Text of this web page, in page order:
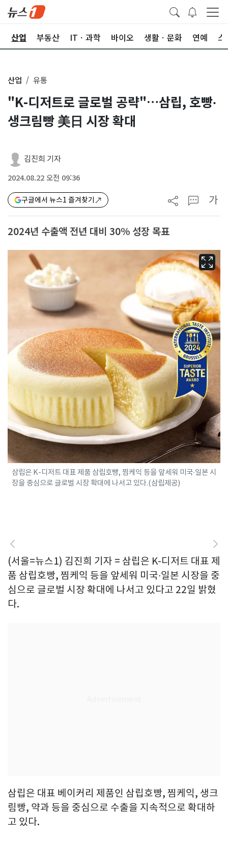
산업 부동산 ITㆍ과학 바이오 생활ㆍ문화 연예 스
산업 유통
"K-디저트로 글로벌 공략"…삼립, 호빵∙
생크림빵 美日 시장 확대
김진희 기자
2024.08.22 오전 09:36
구글에서 뉴스1 즐겨찾기 가
2024년 수출액 전년 대비 30% 성장 목표
삼립은 K-디저트 대표 제품 삼립호빵, 찜케익 등을 앞세워 미국∙일본 시
장을 중심으로 글로벌 시장 확대에 나서고 있다.(삼립제공)
(서울=뉴스1) 김진희 기자 = 삼립은 K-디저트 대표 제
품 삼립호빵, 찜케익 등을 앞세워 미국∙일본 시장을 중
심으로 글로벌 시장 확대에 나서고 있다고 22일 밝혔
다.
삼립은 대표 베이커리 제품인 삼립호빵, 찜케익, 생크
림빵, 약과 등을 중심으로 수출을 지속적으로 확대하
고 있다.